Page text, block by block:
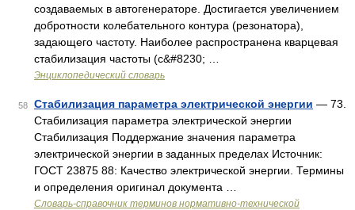
создаваемых в автогенераторе. Достигается увеличением
добротности колебательного контура (резонатора),
задающего частоту. Наиболее распространена кварцевая
стабилизация частоты (с&#8230; …
Энциклопедический словарь
58 Стабилизация параметра электрической энергии — 73.
Стабилизация параметра электрической энергии
Стабилизация Поддержание значения параметра
электрической энергии в заданных пределах Источник:
ГОСТ 23875 88: Качество электрической энергии. Термины
и определения оригинал документа …
Словарь-справочник терминов нормативно-технической